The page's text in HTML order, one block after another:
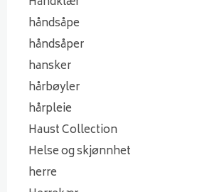
håndsåpe
håndsåper
hansker
hårbøyler
hårpleie
Haust Collection
Helse og skjønnhet
herre